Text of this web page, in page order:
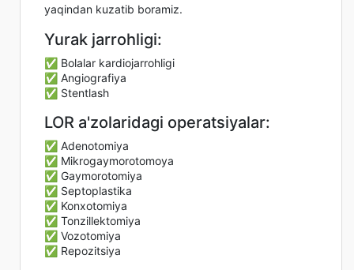
yaqindan kuzatib boramiz.
Yurak jarrohligi:
✅ Bolalar kardiojarrohligi
✅ Angiografiya
✅ Stentlash
LOR a'zolaridagi operatsiyalar:
✅ Adenotomiya
✅ Mikrogaymorotomoya
✅ Gaymorotomiya
✅ Septoplastika
✅ Konxotomiya
✅ Tonzillektomiya
✅ Vozotomiya
✅ Repozitsiya